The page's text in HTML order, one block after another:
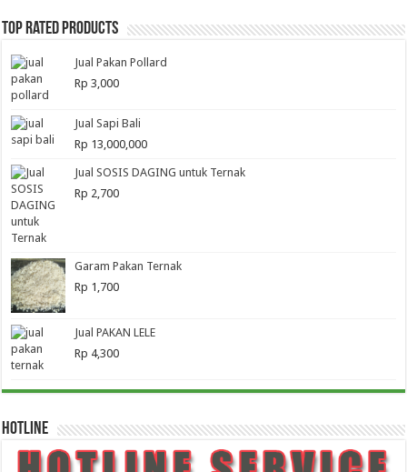
Top Rated Products
Jual Pakan Pollard
Rp 3,000
Jual Sapi Bali
Rp 13,000,000
Jual SOSIS DAGING untuk Ternak
Rp 2,700
Garam Pakan Ternak
Rp 1,700
Jual PAKAN LELE
Rp 4,300
HOTLINE